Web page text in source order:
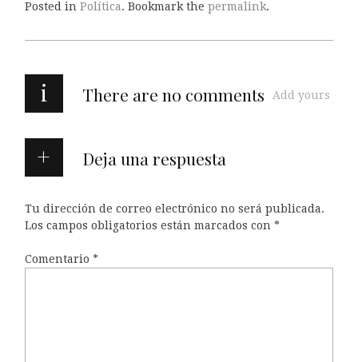
Posted in Política. Bookmark the permalink.
i There are no comments Add yours
Deja una respuesta
Tu dirección de correo electrónico no será publicada.
Los campos obligatorios están marcados con *
Comentario *